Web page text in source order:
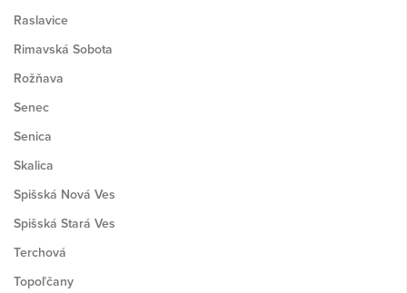
Raslavice
Rimavská Sobota
Rožňava
Senec
Senica
Skalica
Spišská Nová Ves
Spišská Stará Ves
Terchová
Topoľčany